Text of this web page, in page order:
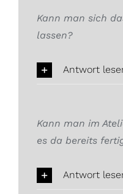
Kann man sich
lassen?
Antwort
Kann man im
es da bereits
Antwort